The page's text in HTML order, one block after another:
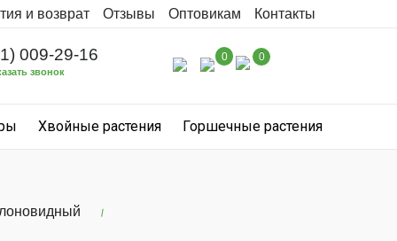
и возврат Отзывы Оптовикам Контакты
009-29-16
звонок
0 0
Хвойные растения Горшечные растения